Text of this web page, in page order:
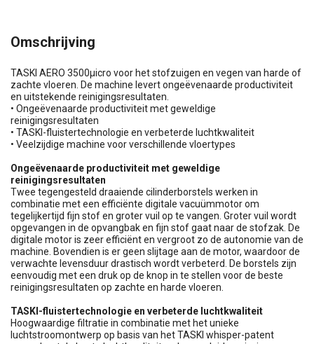
Omschrijving
TASKI AERO 3500μicro voor het stofzuigen en vegen van harde of
zachte vloeren. De machine levert ongeëvenaarde productiviteit
en uitstekende reinigingsresultaten.
• Ongeëvenaarde productiviteit met geweldige
reinigingsresultaten
• TASKI-fluistertechnologie en verbeterde luchtkwaliteit
• Veelzijdige machine voor verschillende vloertypes
Ongeëvenaarde productiviteit met geweldige
reinigingsresultaten
Twee tegengesteld draaiende cilinderborstels werken in
combinatie met een efficiënte digitale vacuümmotor om
tegelijkertijd fijn stof en groter vuil op te vangen. Groter vuil wordt
opgevangen in de opvangbak en fijn stof gaat naar de stofzak. De
digitale motor is zeer efficiënt en vergroot zo de autonomie van de
machine. Bovendien is er geen slijtage aan de motor, waardoor de
verwachte levensduur drastisch wordt verbeterd. De borstels zijn
eenvoudig met een druk op de knop in te stellen voor de beste
reinigingsresultaten op zachte en harde vloeren.
TASKI-fluistertechnologie en verbeterde luchtkwaliteit
Hoogwaardige filtratie in combinatie met het unieke
luchtstroomontwerp op basis van het TASKI whisper-patent